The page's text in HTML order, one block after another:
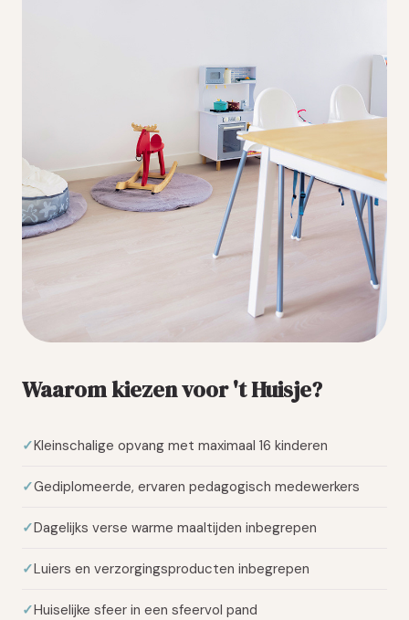
Waarom kiezen voor 't Huisje?
Kleinschalige opvang met maximaal 16 kinderen
Gediplomeerde, ervaren pedagogisch medewerkers
Dagelijks verse warme maaltijden inbegrepen
Luiers en verzorgingsproducten inbegrepen
Huiselijke sfeer in een sfeervol pand